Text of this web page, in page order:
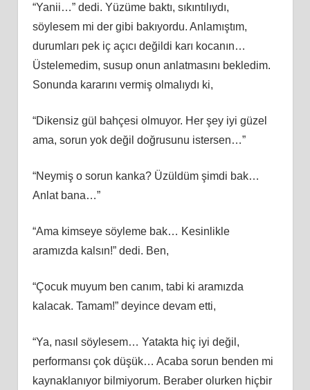
“Yanii…” dedi. Yüzüme baktı, sıkıntılıydı,
söylesem mi der gibi bakıyordu. Anlamıştım,
durumları pek iç açıcı değildi karı kocanın…
Üstelemedim, susup onun anlatmasını bekledim.
Sonunda kararını vermiş olmalıydı ki,
“Dikensiz gül bahçesi olmuyor. Her şey iyi güzel
ama, sorun yok değil doğrusunu istersen…”
“Neymiş o sorun kanka? Üzüldüm şimdi bak…
Anlat bana…”
“Ama kimseye söyleme bak… Kesinlikle
aramızda kalsın!” dedi. Ben,
“Çocuk muyum ben canım, tabi ki aramızda
kalacak. Tamam!” deyince devam etti,
“Ya, nasıl söylesem… Yatakta hiç iyi değil,
performansı çok düşük… Acaba sorun benden mi
kaynaklanıyor bilmiyorum. Beraber olurken hiçbir